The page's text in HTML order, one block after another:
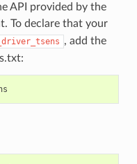
API provided by the
To declare that your
, add the